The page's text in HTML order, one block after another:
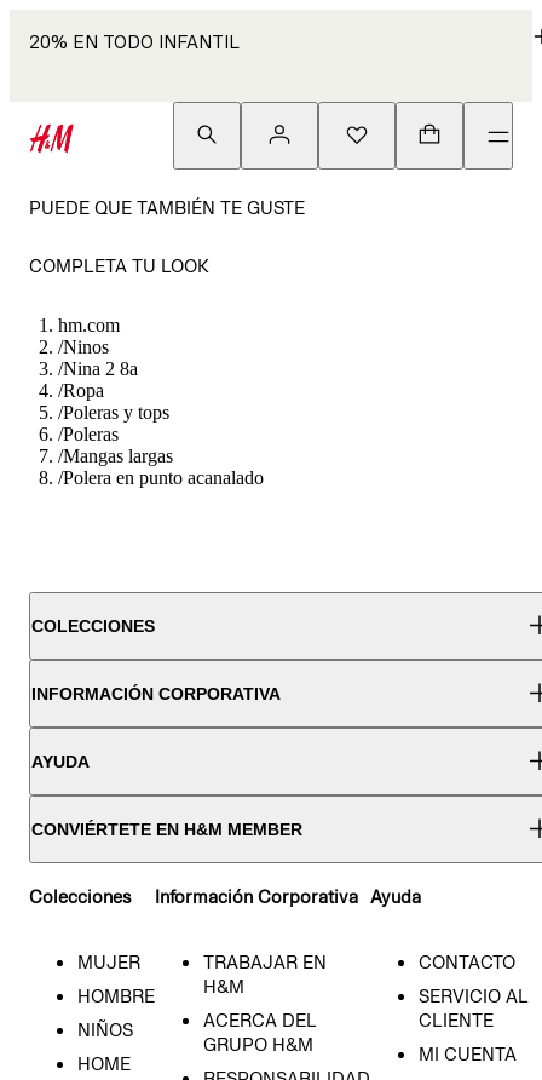
20% EN TODO INFANTIL
PUEDE QUE TAMBIÉN TE GUSTE
COMPLETA TU LOOK
hm.com
/Ninos
/Nina 2 8a
/Ropa
/Poleras y tops
/Poleras
/Mangas largas
/Polera en punto acanalado
COLECCIONES
INFORMACIÓN CORPORATIVA
AYUDA
CONVIÉRTETE EN H&M MEMBER
Colecciones
MUJER
HOMBRE
NIÑOS
HOME
Información Corporativa
TRABAJAR EN
H&M
ACERCA DEL
GRUPO H&M
Ayuda
CONTACTO
SERVICIO AL
CLIENTE
MI CUENTA